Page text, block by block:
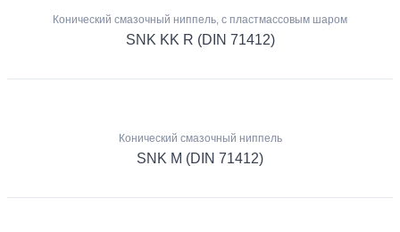
Конический смазочный ниппель, с пластмассовым шаром
SNK KK R (DIN 71412)
Конический смазочный ниппель
SNK M (DIN 71412)